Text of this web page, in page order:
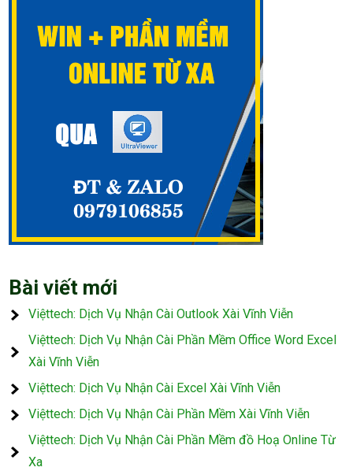
Bài viết mới
Việttech: Dịch Vụ Nhận Cài Outlook Xài Vĩnh Viễn
Việttech: Dịch Vụ Nhận Cài Phần Mềm Office Word Excel
Xài Vĩnh Viễn
Việttech: Dịch Vụ Nhận Cài Excel Xài Vĩnh Viễn
Việttech: Dịch Vụ Nhận Cài Phần Mềm Xài Vĩnh Viễn
Việttech: Dịch Vụ Nhận Cài Phần Mềm đồ Hoạ Online Từ
Xa